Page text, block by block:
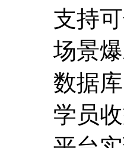
支持
场景
数据
学员